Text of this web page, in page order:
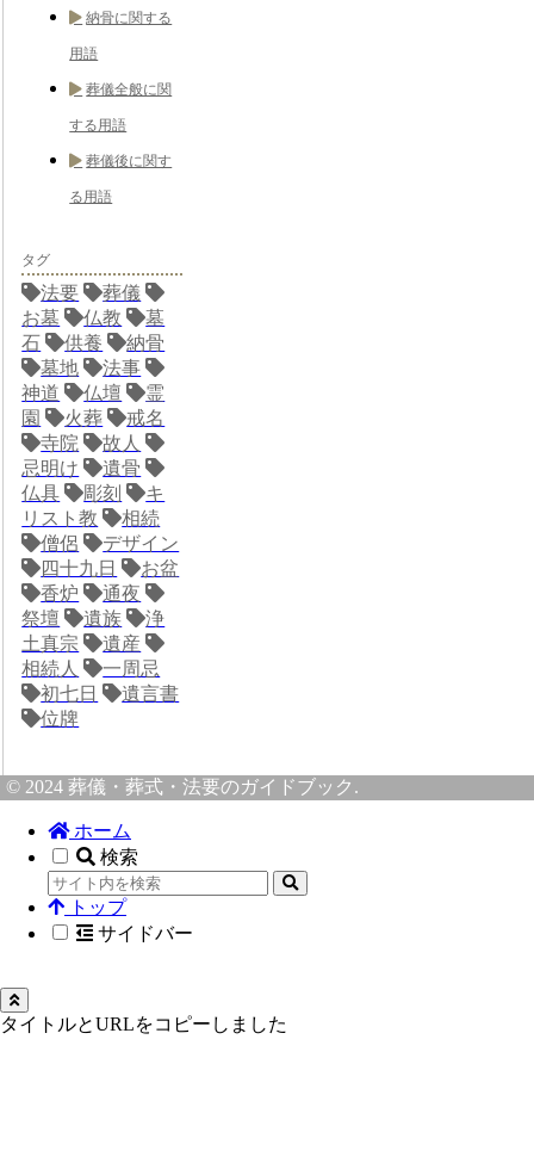
納骨に関する
用語
葬儀全般に関
する用語
葬儀後に関す
る用語
タグ
法要
葬儀
お墓
仏教
墓
石
供養
納骨
墓地
法事
神道
仏壇
霊
園
火葬
戒名
寺院
故人
忌明け
遺骨
仏具
彫刻
キ
リスト教
相続
僧侶
デザイン
四十九日
お盆
香炉
通夜
祭壇
遺族
浄
土真宗
遺産
相続人
一周忌
初七日
遺言書
位牌
© 2024 葬儀・葬式・法要のガイドブック.
ホーム
検索
トップ
サイドバー
タイトルとURLをコピーしました